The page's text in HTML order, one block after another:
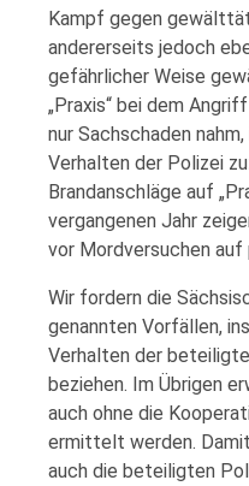
Kampf gegen
andererseits jedoch
gefährlicher Weise
„Praxis“ bei dem
nur Sachschaden
Verhalten der Polizei
Brandanschläge auf
vergangenen Jahr
vor Mordversuchen auf
Wir fordern die
genannten Vorfällen,
Verhalten der
beziehen. Im Übrigen
auch ohne die
ermittelt werden.
auch die beteiligten